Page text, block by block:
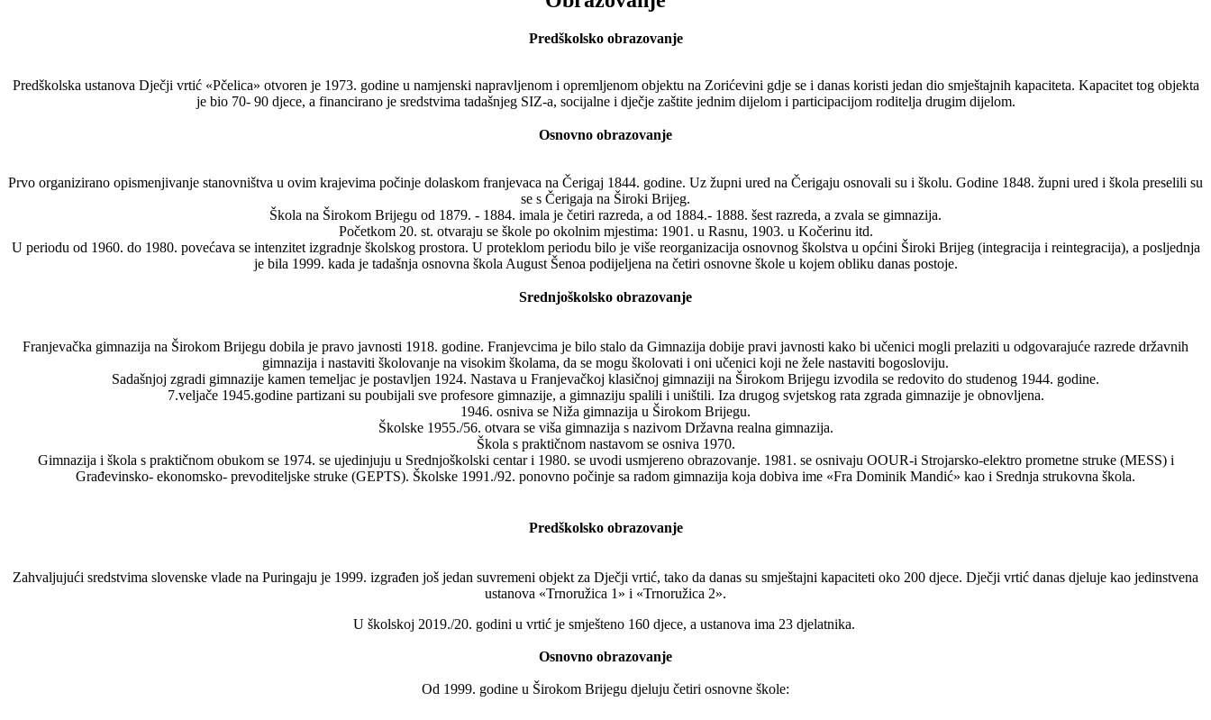
Predškolsko obrazovanje
Predškolska ustanova Dječji vrtić «Pčelica» otvoren je 1973. godine u namjenski napravljenom i opremljenom objektu na Zorićevini gdje se i danas koristi jedan dio smještajnih kapaciteta. Kapacitet tog objekta
je bio 70- 90 djece, a financirano je sredstvima tadašnjeg SIZ-a, socijalne i dječje zaštite jednim dijelom i participacijom roditelja drugim dijelom.
Osnovno obrazovanje
Prvo organizirano opismenjivanje stanovništva u ovim krajevima počinje dolaskom franjevaca na Čerigaj 1844. godine. Uz župni ured na Čerigaju osnovali su i školu. Godine 1848. župni ured i škola preselili su
se s Čerigaja na Široki Brijeg.
Škola na Širokom Brijegu od 1879. - 1884. imala je četiri razreda, a od 1884.- 1888. šest razreda, a zvala se gimnazija.
Početkom 20. st. otvaraju se škole po okolnim mjestima: 1901. u Rasnu, 1903. u Kočerinu itd.
U periodu od 1960. do 1980. povećava se intenzitet izgradnje školskog prostora. U proteklom periodu bilo je više reorganizacija osnovnog školstva u općini Široki Brijeg (integracija i reintegracija), a posljednja
je bila 1999. kada je tadašnja osnovna škola August Šenoa podijeljena na četiri osnovne škole u kojem obliku danas postoje.
Srednjoškolsko obrazovanje
Franjevačka gimnazija na Širokom Brijegu dobila je pravo javnosti 1918. godine. Franjevcima je bilo stalo da Gimnazija dobije pravi javnosti kako bi učenici mogli prelaziti u odgovarajuće razrede državnih
gimnazija i nastaviti školovanje na visokim školama, da se mogu školovati i oni učenici koji ne žele nastaviti bogosloviju.
Sadašnjoj zgradi gimnazije kamen temeljac je postavljen 1924. Nastava u Franjevačkoj klasičnoj gimnaziji na Širokom Brijegu izvodila se redovito do studenog 1944. godine.
7.veljače 1945.godine partizani su poubijali sve profesore gimnazije, a gimnaziju spalili i uništili. Iza drugog svjetskog rata zgrada gimnazije je obnovljena.
1946. osniva se Niža gimnazija u Širokom Brijegu.
Školske 1955./56. otvara se viša gimnazija s nazivom Državna realna gimnazija.
Škola s praktičnom nastavom se osniva 1970.
Gimnazija i škola s praktičnom obukom se 1974. se ujedinjuju u Srednjoškolski centar i 1980. se uvodi usmjereno obrazovanje. 1981. se osnivaju OOUR-i Strojarsko-elektro prometne struke (MESS) i
Građevinsko- ekonomsko- prevoditeljske struke (GEPTS). Školske 1991./92. ponovno počinje sa radom gimnazija koja dobiva ime «Fra Dominik Mandić» kao i Srednja strukovna škola.
Predškolsko obrazovanje
Zahvaljujući sredstvima slovenske vlade na Puringaju je 1999. izgrađen još jedan suvremeni objekt za Dječji vrtić, tako da danas su smještajni kapaciteti oko 200 djece. Dječji vrtić danas djeluje kao jedinstvena
ustanova «Trnoružica 1» i «Trnoružica 2».
U školskoj 2019./20. godini u vrtić je smješteno 160 djece, a ustanova ima 23 djelatnika.
Osnovno obrazovanje
Od 1999. godine u Širokom Brijegu djeluju četiri osnovne škole: